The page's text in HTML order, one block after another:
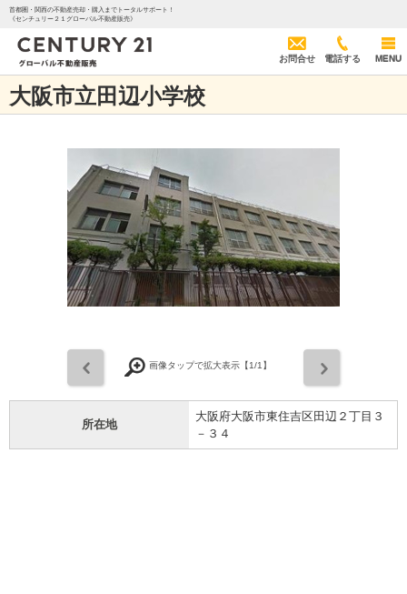
首都圏・関西の不動産売却・購入までトータルサポート！
《センチュリー２１グローバル不動産販売》
お問合せ 電話する MENU
大阪市立田辺小学校
画像タップで拡大表示【1/1】
所在地
大阪府大阪市東住吉区田辺２丁目３
－３４